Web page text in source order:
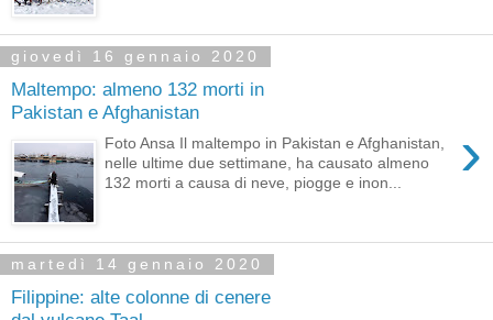
giovedì 16 gennaio 2020
Maltempo: almeno 132 morti in
Pakistan e Afghanistan
›
Foto Ansa Il maltempo in Pakistan e Afghanistan,
nelle ultime due settimane, ha causato almeno
132 morti a causa di neve, piogge e inon...
martedì 14 gennaio 2020
Filippine: alte colonne di cenere